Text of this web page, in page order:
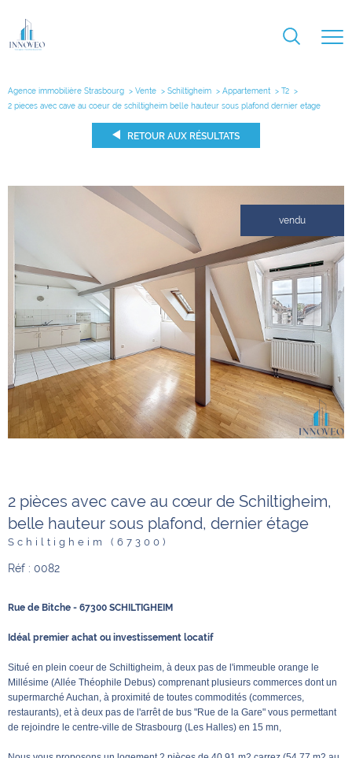
Agence immobilière Strasbourg Vente Schiltigheim Appartement
T2
2 pieces avec cave au coeur de schiltigheim belle hauteur sous plafond dernier etage
RETOUR AUX RÉSULTATS
vendu
2 pièces avec cave au cœur de Schiltigheim,
belle hauteur sous plafond, dernier étage
Schiltigheim (67300)
Réf : 0082
Rue de Bitche - 67300 SCHILTIGHEIM
Idéal premier achat ou investissement locatif
Situé en plein coeur de Schiltigheim, à deux pas de l'immeuble orange le
Millésime (Allée Théophile Debus) comprenant plusieurs commerces dont un
supermarché Auchan, à proximité de toutes commodités (commerces,
restaurants), et à deux pas de l'arrêt de bus "Rue de la Gare" vous permettant
de rejoindre le centre-ville de Strasbourg (Les Halles) en 15 mn,